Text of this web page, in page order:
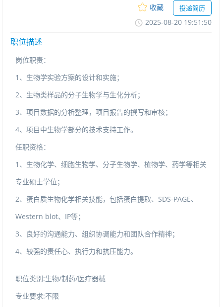
收藏
投递简历
2025-08-2019:51:50
职位描述
岗位职责：
1、生物学实验方案的设计和实施；
2、生物类样品的分子生物学与生化分析；
3、项目数据的分析整理，项目报告的撰写和审核；
4、项目中生物学部分的技术支持工作。
任职资格：
1、生物化学、细胞生物学、分子生物学、植物学、药学等相关
专业硕士学位；
2、蛋白质生物化学相关技能，包括蛋白提取、SDS-PAGE、
Westernblot、IP等；
3、良好的沟通能力、组织协调能力和团队合作精神；
4、较强的责任心、执行力和抗压能力。
职位类别:生物/制药/医疗器械
专业要求:不限